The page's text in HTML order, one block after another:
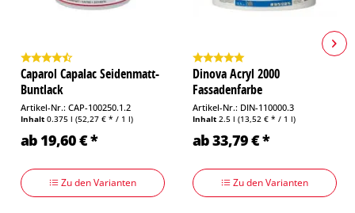
Caparol Capalac Seidenmatt-
Buntlack
Artikel-Nr.: CAP-100250.1.2
Inhalt 0.375 l (52,27 € * / 1 l)
ab 19,60 € *
Zu den Varianten
Dinova Acryl 2000
Fassadenfarbe
Artikel-Nr.: DIN-110000.3
Inhalt 2.5 l (13,52 € * / 1 l)
ab 33,79 € *
Zu den Varianten